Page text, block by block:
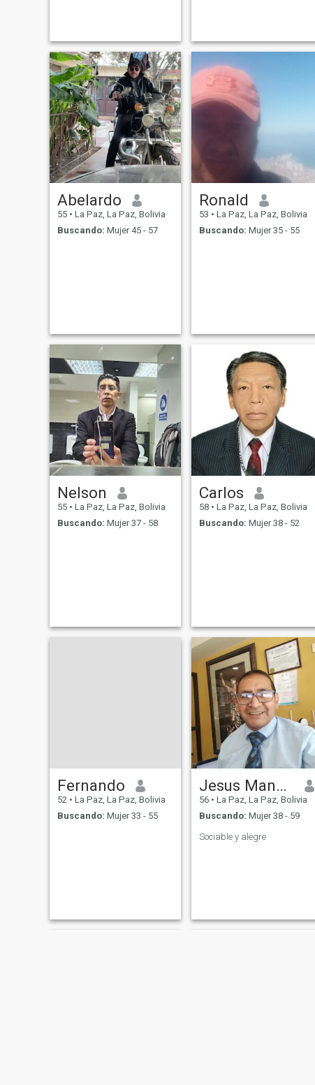
Abelardo
55 • La Paz, La Paz, Bolivia
Buscando: Mujer 45 - 57
Ronald
53 • La Paz, La Paz, Bolivia
Buscando: Mujer 35 - 55
Nelson
55 • La Paz, La Paz, Bolivia
Buscando: Mujer 37 - 58
Carlos
58 • La Paz, La Paz, Bolivia
Buscando: Mujer 38 - 52
Fernando
52 • La Paz, La Paz, Bolivia
Buscando: Mujer 33 - 55
Jesus Manuel
56 • La Paz, La Paz, Bolivia
Buscando: Mujer 38 - 59
Sociable y alegre